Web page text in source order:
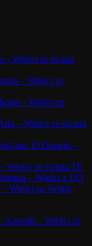
– Wieści ze świata
– Wieści ze
– Wieści ze
– Wieści ze świata
El Dorado –
Wieści ze świata TE
– Wieści z UO
Wieści ze świata
Azeroth – Wieści ze